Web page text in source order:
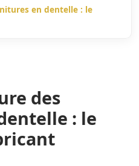
en dentelle : le
des
: le